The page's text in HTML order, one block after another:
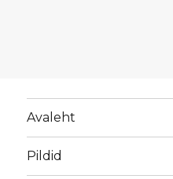
Avaleht
Pildid